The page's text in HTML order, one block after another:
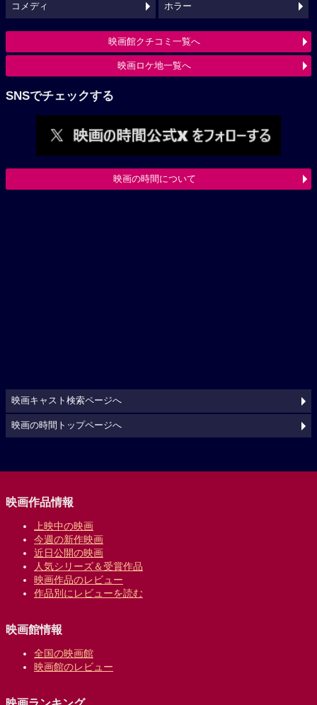
コメディ ホラー
映画館クチコミ一覧へ
映画ロケ地一覧へ
SNSでチェックする
映画の時間について
映画キャスト検索ページへ
映画の時間トップページへ
映画作品情報
上映中の映画
今週の新作映画
近日公開の映画
人気シリーズ＆受賞作品
映画作品のレビュー
作品別にレビューを読む
映画館情報
全国の映画館
映画館のレビュー